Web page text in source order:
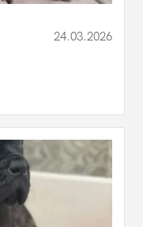
24.03.2026